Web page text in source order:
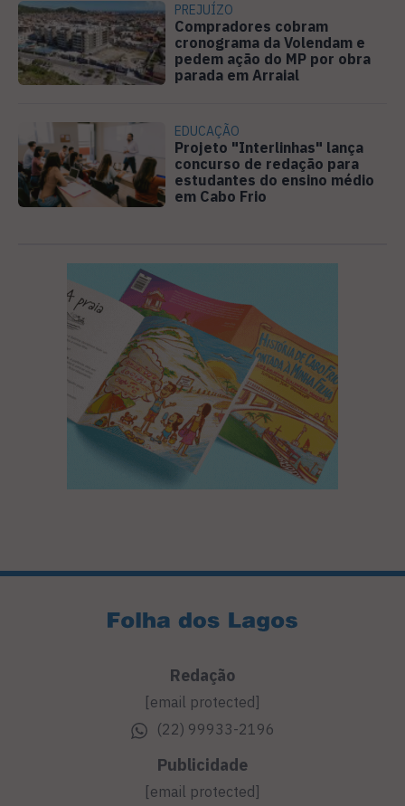
PREJUÍZO
Compradores cobram
cronograma da Volendam e
pedem ação do MP por obra
parada em Arraial
EDUCAÇÃO
Projeto "Interlinhas" lança
concurso de redação para
estudantes do ensino médio
em Cabo Frio
Redação
[email protected]
(22) 99933-2196
Publicidade
[email protected]